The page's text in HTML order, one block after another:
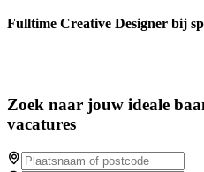
Fulltime Creative Designer bij
Zoek naar jouw ideale
vacatures